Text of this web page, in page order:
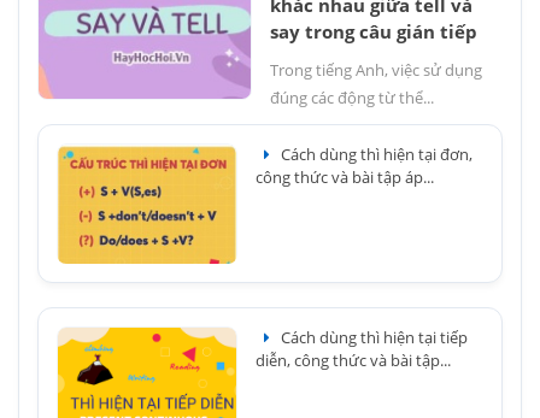
khác nhau giữa tell và
say trong câu gián tiếp
Trong tiếng Anh, việc sử dụng
đúng các động từ thể...
Cách dùng thì hiện tại đơn,
công thức và bài tập áp...
Cách dùng thì hiện tại tiếp
diễn, công thức và bài tập...